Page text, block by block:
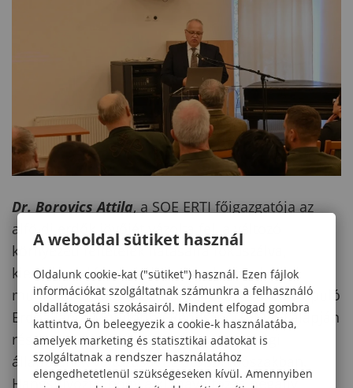
Dr. Borovics Attila, a SOE ERTI főigazgatója az
alföldi erdők jövőjét vázolta fel, a változó
környezeti feltételek hatásaira fókuszálva,
kiemelve a kísérleti állomás releváns kutató
munkájának jelentőségét. Távérzékelésen alapuló
Erdőállapot Monitoring Rendszer (TEMRE) alapján
részletesen bemutatta erdeink egészségi
állapotának változását az utóbbi időszakban.
Hangsúlyozta, hogy a klímaváltozás negatív
A weboldal sütiket használ
Oldalunk cookie-kat ("sütiket") használ. Ezen fájlok
információkat szolgáltatnak számunkra a felhasználó
oldallátogatási szokásairól. Mindent elfogad gombra
kattintva, Ön beleegyezik a cookie-k használatába,
amelyek marketing és statisztikai adatokat is
szolgáltatnak a rendszer használatához
elengedhetetlenül szükségeseken kívül. Amennyiben